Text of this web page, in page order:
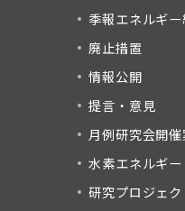
季報エネルギ
廃止措置
情報公開
提言・意見
月例研究会開催
水素エネルギー
研究プロジェク